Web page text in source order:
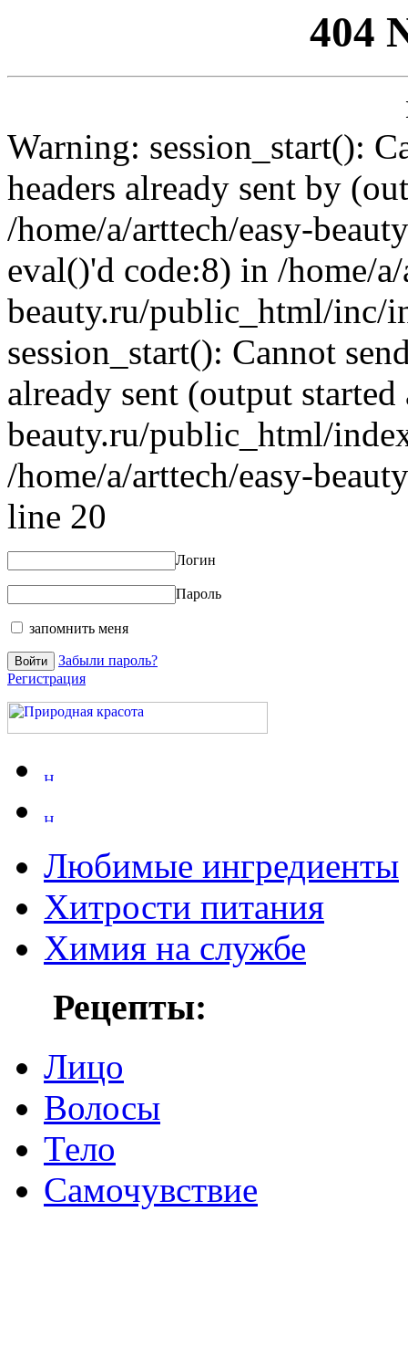
404
Warning: session_start():
headers already sent by
/home/a/arttech/easy-
eval()'d code:8) in /home/
beauty.ru/public_html/inc/
session_start(): Cannot
already sent (output
beauty.ru/public_html/
/home/a/arttech/easy-
line 20
Логин
Пароль
запомнить меня
Забыли пароль?
Регистрация
Любимые ингредиенты
Хитрости питания
Химия на службе
Рецепты:
Лицо
Волосы
Тело
Самочувствие